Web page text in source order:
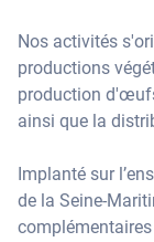
Nos activités
productions
production
ainsi que la
Implanté sur
de la Seine-